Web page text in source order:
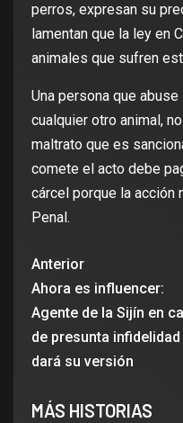
perros, expresan su
lamentan que la ley en
animales que sufren
Una persona que
cualquier otro animal,
maltrato que es
comete el acto debe
cárcel porque la acción
Penal.
Anterior
Ahora es influencer:
Agente de la Sijín en
de presunta infidelidad
dará su versión
MÁS HISTORIAS